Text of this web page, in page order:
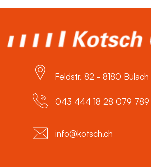
Feldstr. 82 - 8180
043 444 18 28 079 789
info@kotsch.ch